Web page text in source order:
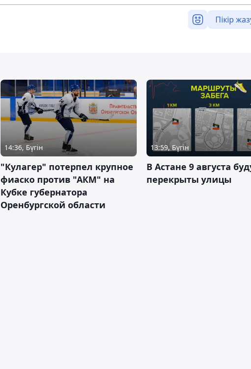
Пікір
14:36, Бүгін
"Кулагер" потерпел крупное
фиаско против "АКМ" на
Кубке губернатора
Оренбургской области
13:59, Бүгін
В Астане 9 августа
перекрыты улицы